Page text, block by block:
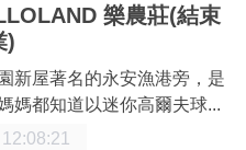
樂農莊(結束
)
新屋著名的永安漁港旁，是
媽都知道以迷你高爾夫球...